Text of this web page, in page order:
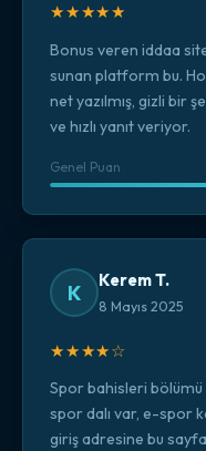
★★★★★
Bonus veren iddaa
sunan platform bu.
net yazılmış, gizli bir
ve hızlı yanıt veriyor.
Genel Puan
K Kerem T.
8 Mayıs 2025
★★★★☆
Spor bahisleri
spor dalı var, e-spor
giriş adresine bu